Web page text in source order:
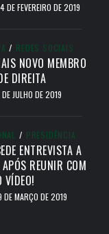
DE FEVEREIRO DE 2019
/ REDES SOCIAIS
NOVO MEMBRO
DIREITA
JULHO DE 2019
/ PRESIDÊNCIA
ENTREVISTA A
REUNIR COM
VÍDEO!
DE MARÇO DE 2019